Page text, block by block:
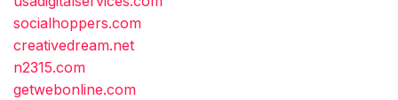
socialhoppers.com
creativedream.net
n2315.com
getwebonline.com